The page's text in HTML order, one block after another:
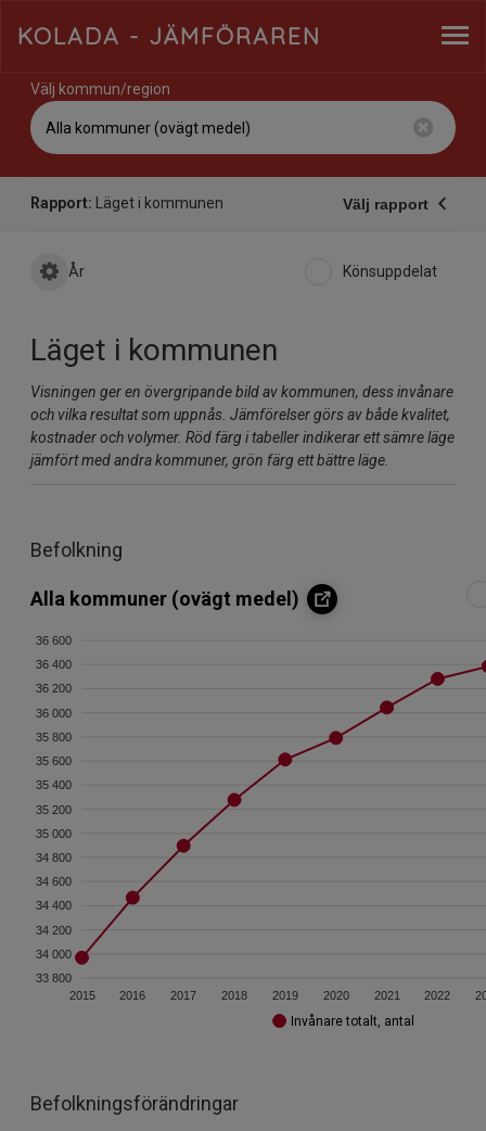
KOLADA - JÄMFÖRAREN
Välj kommun/region
Rapport: Läget i kommunen Välj rapport
År Könsuppdelat
Läget i kommunen
Visningen ger en övergripande bild av kommunen, dess invånare
och vilka resultat som uppnås. Jämförelser görs av både kvalitet,
kostnader och volymer. Röd färg i tabeller indikerar ett sämre läge
jämfört med andra kommuner, grön färg ett bättre läge.
Befolkning
Alla kommuner (ovägt medel)
2015 2016 2017 2018 2019 2020 2021 2022
33 800
34 000
34 200
34 400
34 600
34 800
35 000
35 200
35 400
35 600
35 800
36 000
36 200
36 400
36 600
Invånare totalt, antal
Befolkningsförändringar